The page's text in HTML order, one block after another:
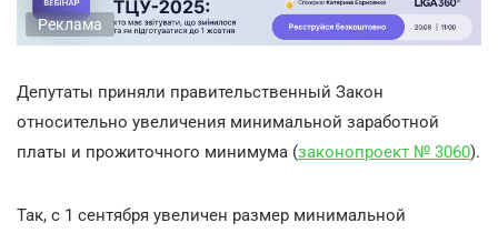
Реклама
Депутаты приняли правительственный Закон
относительно увеличения минимальной заработной
платы и прожиточного минимума (законопроект № 3060).
Так, с 1 сентября увеличен размер минимальной